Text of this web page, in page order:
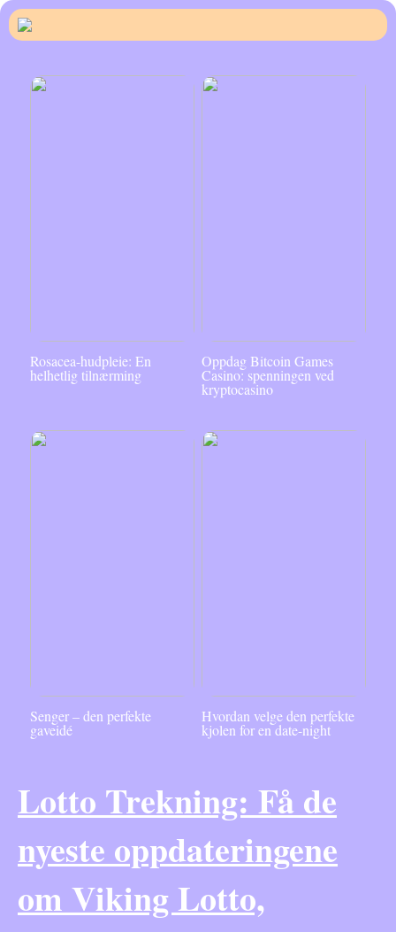
Rosacea-hudpleie: En
helhetlig tilnærming
Oppdag Bitcoin Games
Casino: spenningen ved
kryptocasino
Senger – den perfekte
gaveidé
Hvordan velge den perfekte
kjolen for en date-night
Lotto Trekning: Få de
nyeste oppdateringene
om Viking Lotto,